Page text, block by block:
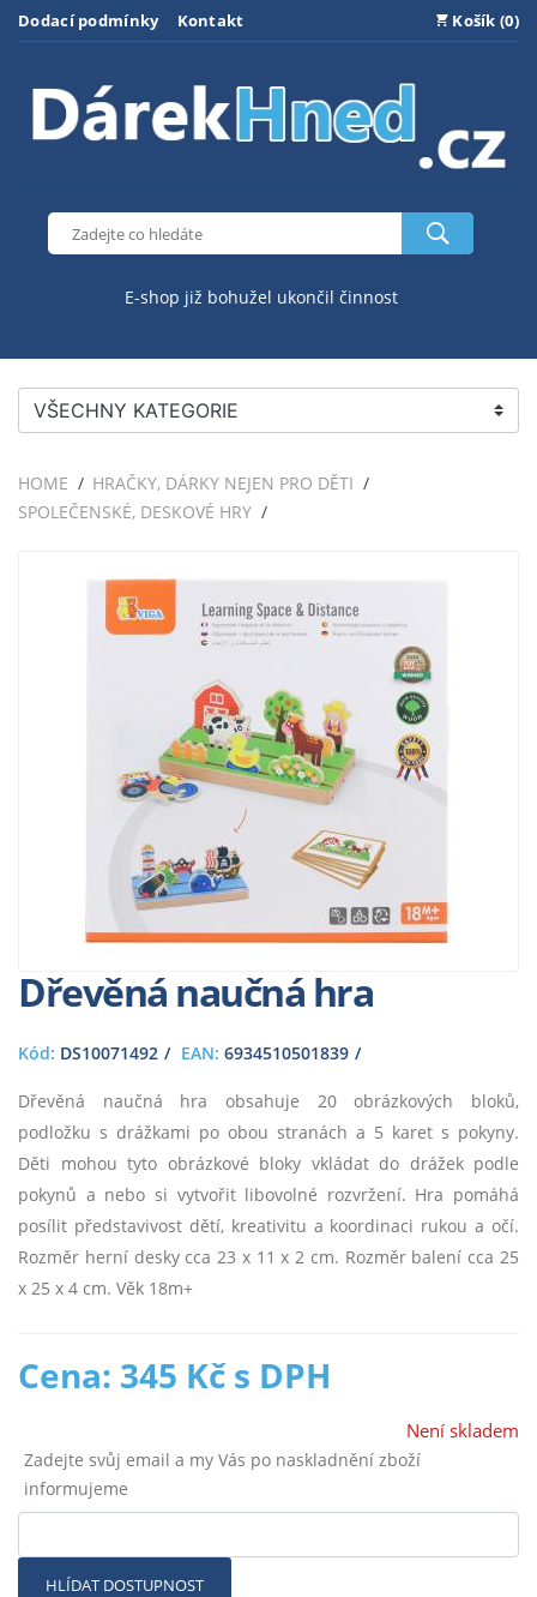
Dodací podmínky Kontakt Košík (0)
E-shop již bohužel ukončil činnost
VŠECHNY KATEGORIE
HOME
HRAČKY, DÁRKY NEJEN PRO DĚTI
SPOLEČENSKÉ, DESKOVÉ HRY
Dřevěná naučná hra
Kód: DS10071492 EAN: 6934510501839
Dřevěná naučná hra obsahuje 20 obrázkových bloků,
podložku s drážkami po obou stranách a 5 karet s pokyny.
Děti mohou tyto obrázkové bloky vkládat do drážek podle
pokynů a nebo si vytvořit libovolné rozvržení. Hra pomáhá
posílit představivost dětí, kreativitu a koordinaci rukou a očí.
Rozměr herní desky cca 23 x 11 x 2 cm. Rozměr balení cca 25
x 25 x 4 cm. Věk 18m+
Cena: 345 Kč s DPH
Není skladem
Zadejte svůj email a my Vás po naskladnění zboží
informujeme
HLÍDAT DOSTUPNOST